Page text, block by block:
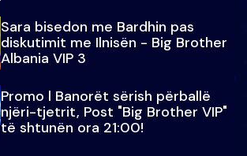
Sara bisedon me Bardhin pas
diskutimit me Ilnisën - Big Brother
Albania VIP 3
Promo l Banorët sërish përballë
njëri-tjetrit, Post "Big Brother VIP"
të shtunën ora 21:00!